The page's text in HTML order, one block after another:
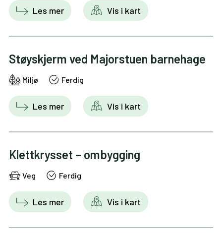
Les mer Vis i kart
Støyskjerm ved Majorstuen barnehage
Miljø Ferdig
Les mer Vis i kart
Klettkrysset – ombygging
Veg Ferdig
Les mer Vis i kart